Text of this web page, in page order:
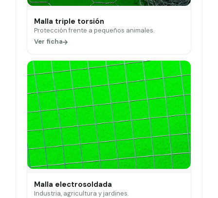
Malla triple torsión
Protección frente a pequeños animales.
Ver ficha
Malla electrosoldada
Industria, agricultura y jardines.